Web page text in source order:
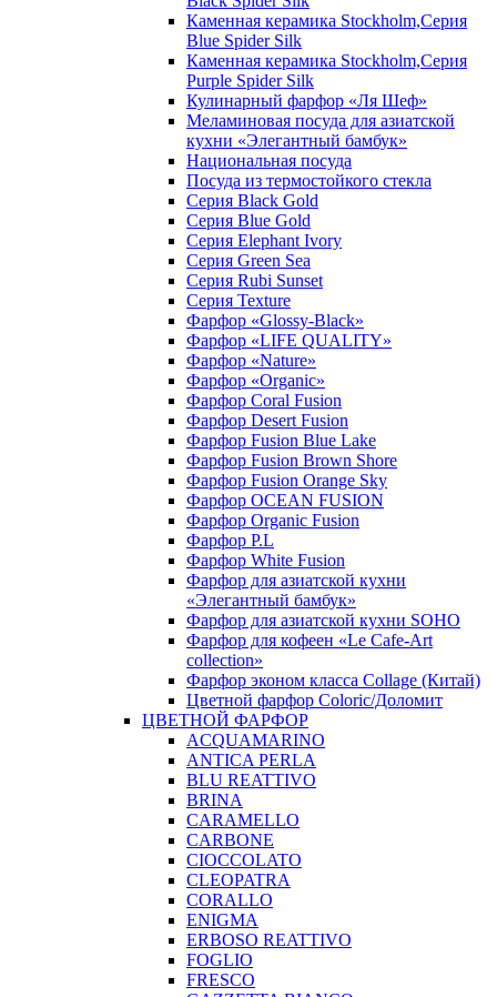
Каменная керамика Stockholm,Серия
Blue Spider Silk
Каменная керамика Stockholm,Серия
Purple Spider Silk
Кулинарный фарфор «Ля Шеф»
Меламиновая посуда для азиатской
кухни «Элегантный бамбук»
Национальная посуда
Посуда из термостойкого стекла
Серия Black Gold
Серия Blue Gold
Серия Elephant Ivory
Серия Green Sea
Серия Rubi Sunset
Серия Texture
Фарфор «Glossy-Black»
Фарфор «LIFE QUALITY»
Фарфор «Nature»
Фарфор «Organic»
Фарфор Coral Fusion
Фарфор Desert Fusion
Фарфор Fusion Blue Lake
Фарфор Fusion Brown Shore
Фарфор Fusion Orange Sky
Фарфор OCEAN FUSION
Фарфор Organic Fusion
Фарфор P.L
Фарфор White Fusion
Фарфор для азиатской кухни
«Элегантный бамбук»
Фарфор для азиатской кухни SOHO
Фарфор для кофеен «Le Cafe-Art
collection»
Фарфор эконом класса Collage (Китай)
Цветной фарфор Coloric/Доломит
ЦВЕТНОЙ ФАРФОР
ACQUAMARINO
ANTICA PERLA
BLU REATTIVO
BRINA
CARAMELLO
CARBONE
CIOCCOLATO
CLEOPATRA
CORALLO
ENIGMA
ERBOSO REATTIVO
FOGLIO
FRESCO